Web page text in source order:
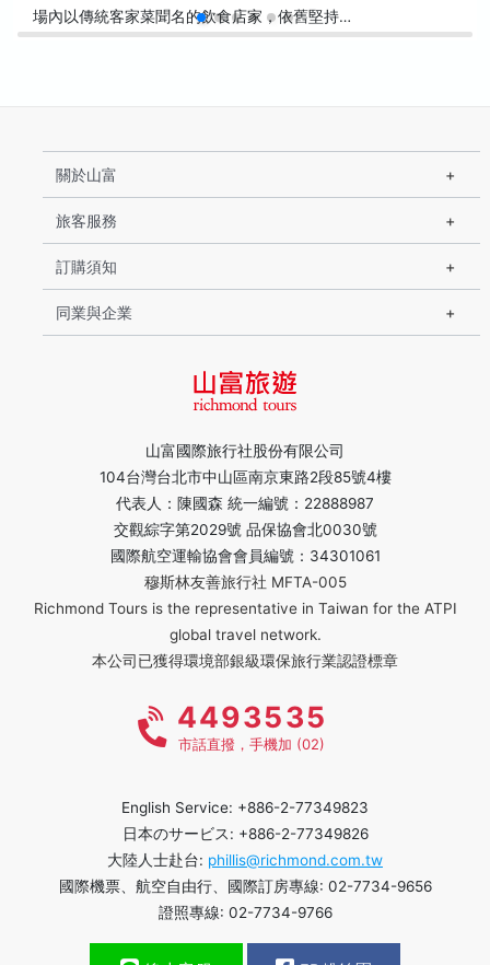
場內以傳統客家菜聞名的飲食店家，依舊堅持…
山富國際旅行社股份有限公司
104台灣台北市中山區南京東路2段85號4樓
代表人：陳國森 統一編號：22888987
交觀綜字第2029號 品保協會北0030號
國際航空運輸協會會員編號：34301061
穆斯林友善旅行社 MFTA-005
Richmond Tours is the representative in Taiwan for the ATPI
global travel network.
本公司已獲得環境部銀級環保旅行業認證標章
關於山富
旅客服務
訂購須知
同業與企業
4493535
市話直撥，手機加 (02)
English Service: +886-2-77349823
日本のサービス: +886-2-77349826
大陸人士赴台: phillis@richmond.com.tw
國際機票、航空自由行、國際訂房專線: 02-7734-9656
證照專線: 02-7734-9766